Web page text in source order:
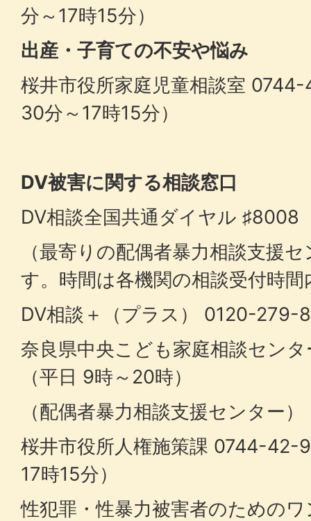
分～17時15分）
出産・子育ての不安や悩み
桜井市役所家庭児童相談室
30分～17時15分）
DV被害に関する相談窓口
DV相談全国共通ダイヤル ♯8008
（最寄りの配偶者暴力相談支援
す。時間は各機関の相談受付時間
DV相談＋（プラス） 0120-279-
奈良県中央こども家庭相談セン
（平日 9時～20時）
（配偶者暴力相談支援センター）
桜井市役所人権施策課 0744-42-
17時15分）
性犯罪・性暴力被害者のための